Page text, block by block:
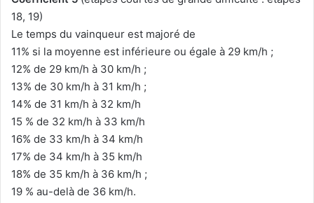
18, 19)
Le temps du vainqueur est majoré de
11% si la moyenne est inférieure ou égale à 29 km/h ;
12% de 29 km/h à 30 km/h ;
13% de 30 km/h à 31 km/h ;
14% de 31 km/h à 32 km/h
15 % de 32 km/h à 33 km/h
16% de 33 km/h à 34 km/h
17% de 34 km/h à 35 km/h
18% de 35 km/h à 36 km/h ;
19 % au-delà de 36 km/h.